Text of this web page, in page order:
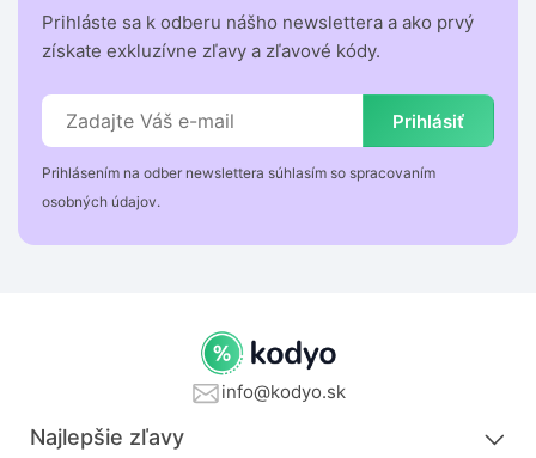
Prihláste sa k odberu nášho newslettera a ako prvý
získate exkluzívne zľavy a zľavové kódy.
Prihlásiť
Prihlásením na odber newslettera súhlasím so spracovaním
osobných údajov.
info@kodyo.sk
Najlepšie zľavy